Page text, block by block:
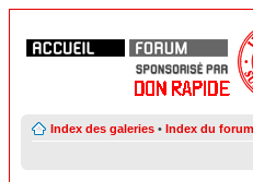
Index des galeries • Index du forum